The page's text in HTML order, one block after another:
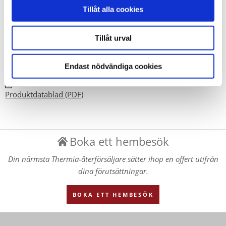
Tillåt alla cookies
Tillåt urval
Endast nödvändiga cookies
värmepumpsanläggningar
Ger extra värmetillskott när den ordinarie effekten inte
Reglering i sju effektsteg
Produktdatablad (PDF)
Boka ett hembesök
Din närmsta Thermia-återförsäljare sätter ihop en offert utifrån
dina förutsättningar.
BOKA ETT HEMBESÖK